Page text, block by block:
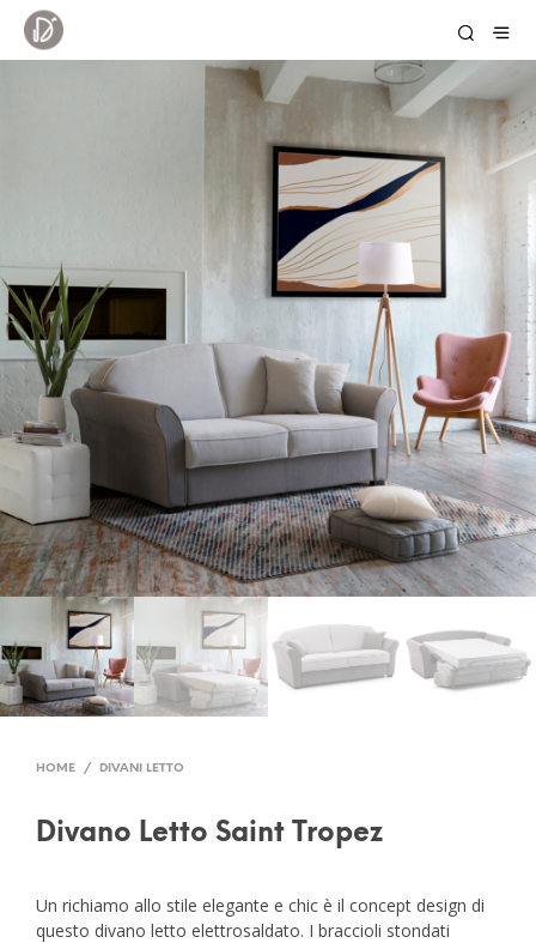
HOME / DIVANI LETTO
Divano Letto Saint Tropez
Un richiamo allo stile elegante e chic è il concept design di
questo divano letto elettrosaldato. I braccioli stondati